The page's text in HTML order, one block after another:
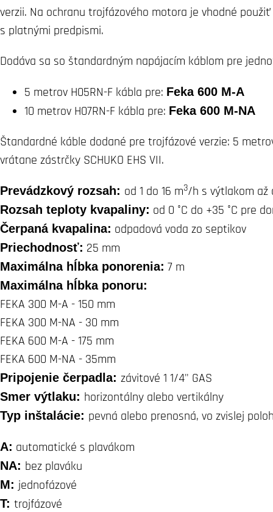
verzii. Na ochranu trojfázového motora je vhodné
s platnými predpismi.
Dodáva sa so štandardným napájacím káblom pre
5 metrov H05RN-F kábla pre: Feka 600 M-A
10 metrov H07RN-F kábla pre: Feka 600 M-NA
Štandardné káble dodané pre trojfázové verzie: 5
vrátane zástrčky SCHUKO EHS VII.
Prevádzkový rozsah: od 1 do 16 m3/h s výtlakom až
Rozsah teploty kvapaliny: od 0 °C do +35 °C pre
Čerpaná kvapalina: odpadová voda zo septikov
Priechodnosť: 25 mm
Maximálna hĺbka ponorenia: 7 m
Maximálna hĺbka ponoru:
FEKA 300 M-A - 150 mm
FEKA 300 M-NA - 30 mm
FEKA 600 M-A - 175 mm
FEKA 600 M-NA - 35mm
Pripojenie čerpadla: závitové 1 1/4" GAS
Smer výtlaku: horizontálny alebo vertikálny
Typ inštalácie: pevná alebo prenosná, vo zvislej
A: automatické s plavákom
NA: bez plaváku
M: jednofázové
T: trojfázové